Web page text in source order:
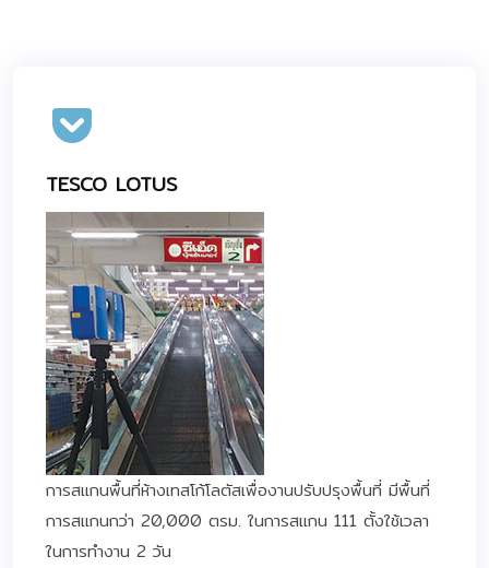
TESCO LOTUS
การสแกนพื้นที่ห้างเทสโก้โลตัสเพื่องานปรับปรุงพื้นที่ มีพื้นที่
การสแกนกว่า 20,000 ตรม. ในการสแกน 111 ตั้งใช้เวลา
ในการทำงาน 2 วัน